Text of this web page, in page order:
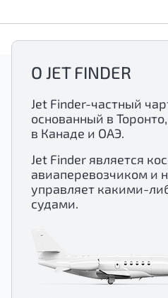
О JET FINDER
Jet Finder-частный
основанный в
в Канаде и ОАЭ.
Jet Finder является
авиаперевозчиком и
управляет какими-
судами.